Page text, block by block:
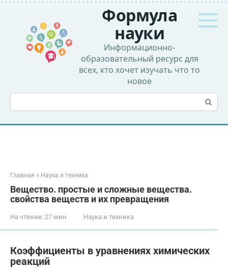
Перейти
контенту
Формула
науки
Информационно-
образовательный ресурс для
всех, кто хочет изучать что то
новое
Поиск:
Главная » Наука и техника
Вещество. простые и сложные вещества.
свойства веществ и их превращения
На чтение: 27 мин Наука и техника
Коэффициенты в уравнениях химических
реакций